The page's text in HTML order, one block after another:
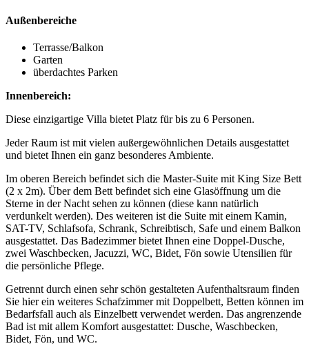
Außenbereiche
Terrasse/Balkon
Garten
überdachtes Parken
Innenbereich:
Diese einzigartige Villa bietet Platz für bis zu 6 Personen.
Jeder Raum ist mit vielen außergewöhnlichen Details ausgestattet
und bietet Ihnen ein ganz besonderes Ambiente.
Im oberen Bereich befindet sich die Master-Suite mit King Size Bett
(2 x 2m). Über dem Bett befindet sich eine Glasöffnung um die
Sterne in der Nacht sehen zu können (diese kann natürlich
verdunkelt werden). Des weiteren ist die Suite mit einem Kamin,
SAT-TV, Schlafsofa, Schrank, Schreibtisch, Safe und einem Balkon
ausgestattet. Das Badezimmer bietet Ihnen eine Doppel-Dusche,
zwei Waschbecken, Jacuzzi, WC, Bidet, Fön sowie Utensilien für
die persönliche Pflege.
Getrennt durch einen sehr schön gestalteten Aufenthaltsraum finden
Sie hier ein weiteres Schafzimmer mit Doppelbett, Betten können im
Bedarfsfall auch als Einzelbett verwendet werden. Das angrenzende
Bad ist mit allem Komfort ausgestattet: Dusche, Waschbecken,
Bidet, Fön, und WC.